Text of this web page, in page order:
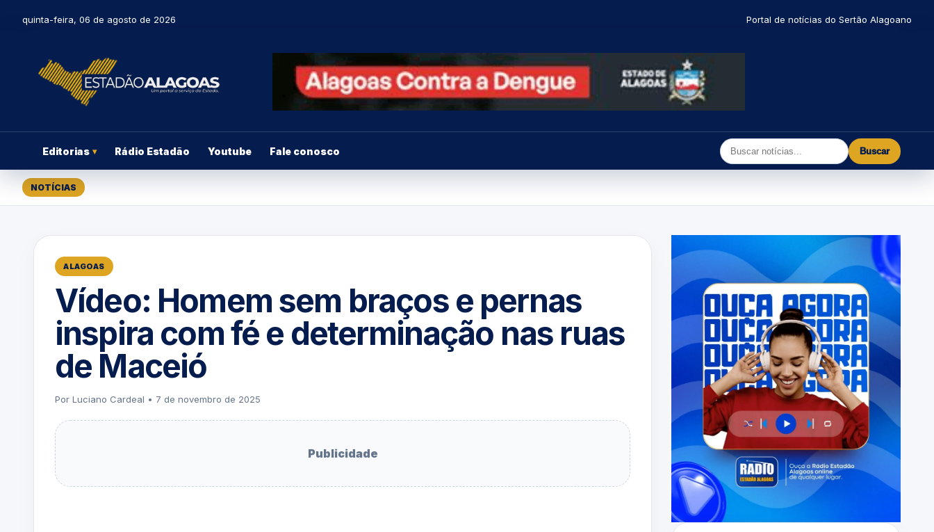
quinta-feira, 06 de agosto de 2026 Portal de notícias do Sertão Alagoano
Editorias ▾ Rádio Estadão Youtube Fale conosco Buscar
NOTÍCIAS
ALAGOAS
Vídeo: Homem sem braços e pernas
inspira com fé e determinação nas ruas
de Maceió
Por Luciano Cardeal • 7 de novembro de 2025
Publicidade